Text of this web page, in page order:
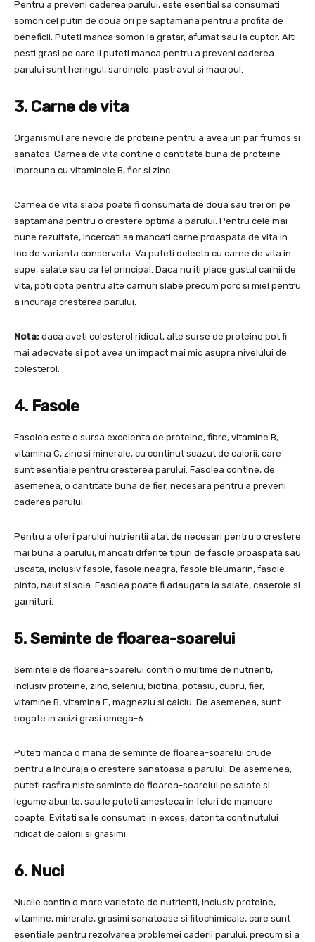
Pentru a preveni caderea parului, este esential sa consumati
somon cel putin de doua ori pe saptamana pentru a profita de
beneficii. Puteti manca somon la gratar, afumat sau la cuptor. Alti
pesti grasi pe care ii puteti manca pentru a preveni caderea
parului sunt heringul, sardinele, pastravul si macroul.
3. Carne de vita
Organismul are nevoie de proteine ​​pentru a avea un par frumos si
sanatos. Carnea de vita contine o cantitate buna de proteine ​​
impreuna cu vitaminele B, fier si zinc.
Carnea de vita slaba poate fi consumata de doua sau trei ori pe
saptamana pentru o crestere optima a parului. Pentru cele mai
bune rezultate, incercati sa mancati carne proaspata de vita in
loc de varianta conservata. Va puteti delecta cu carne de vita in
supe, salate sau ca fel principal. Daca nu iti place gustul carnii de
vita, poti opta pentru alte carnuri slabe precum porc si miel pentru
a incuraja cresterea parului.
Nota: daca aveti colesterol ridicat, alte surse de proteine ​​pot fi
mai adecvate si pot avea un impact mai mic asupra nivelului de
colesterol.
4. Fasole
Fasolea este o sursa excelenta de proteine, fibre, vitamine B,
vitamina C, zinc si minerale, cu continut scazut de calorii, care
sunt esentiale pentru cresterea parului. Fasolea contine, de
asemenea, o cantitate buna de fier, necesara pentru a preveni
caderea parului.
Pentru a oferi parului nutrientii atat de necesari pentru o crestere
mai buna a parului, mancati diferite tipuri de fasole proaspata sau
uscata, inclusiv fasole, fasole neagra, fasole bleumarin, fasole
pinto, naut si soia. Fasolea poate fi adaugata la salate, caserole si
garnituri.
5. Seminte de floarea-soarelui
Semintele de floarea-soarelui contin o multime de nutrienti,
inclusiv proteine, zinc, seleniu, biotina, potasiu, cupru, fier,
vitamine B, vitamina E, magneziu si calciu. De asemenea, sunt
bogate in acizi grasi omega-6.
Puteti manca o mana de seminte de floarea-soarelui crude
pentru a incuraja o crestere sanatoasa a parului. De asemenea,
puteti rasfira niste seminte de floarea-soarelui pe salate si
legume aburite, sau le puteti amesteca in feluri de mancare
coapte. Evitati sa le consumati in exces, datorita continutului
ridicat de calorii si grasimi.
6. Nuci
Nucile contin o mare varietate de nutrienti, inclusiv proteine,
vitamine, minerale, grasimi sanatoase si fitochimicale, care sunt
esentiale pentru rezolvarea problemei caderii parului, precum si a